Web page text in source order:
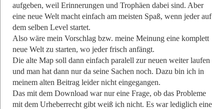
aufgeben, weil Erinnerungen und Trophäen dabei sind. Aber
eine neue Welt macht einfach am meisten Spaß, wenn jeder auf
dem selben Level startet.
Also wäre mein Vorschlag bzw. meine Meinung eine komplett
neue Welt zu starten, wo jeder frisch anfängt.
Die alte Map soll dann einfach paralell zur neuen weiter laufen
und man hat dann nur da seine Sachen noch. Dazu bin ich in
meinem alten Beitrag leider nicht eingegangen.
Das mit dem Download war nur eine Frage, ob das Probleme
mit dem Urheberrecht gibt weiß ich nicht. Es war lediglich eine